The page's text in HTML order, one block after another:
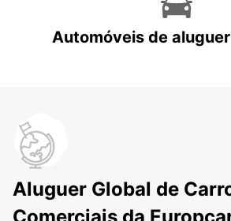
Automóveis de
Aluguer Global de